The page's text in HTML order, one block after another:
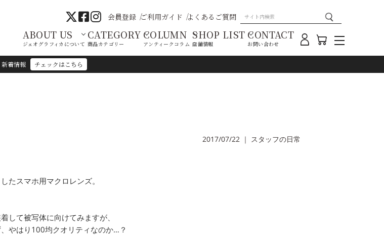
新着情報 チェックはこちら
会員登録 ご利用ガイド よくあるご質問
ABOUT US
ジェオグラフィカについて
CATEGORY
商品カテゴリー
COLUMN
アンティークコラム
SHOP LIST
店舗情報
CONTACT
お問い合わせ
2017/07/22 ｜ スタッフの日常
たスマホ用マクロレンズ。
して被写体に向けてみますが、
やはり100均クオリティなのか…？